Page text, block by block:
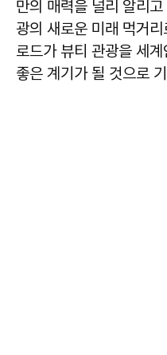
만의 매력을 널리 알리
광의 새로운 미래 먹거
로드가 뷰티 관광을 세
좋은 계기가 될 것으로